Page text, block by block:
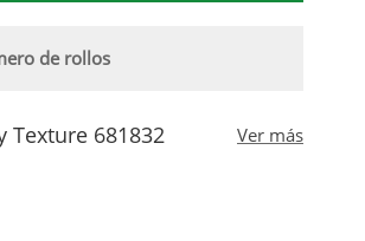
de rollos
Texture 681832
Ver más